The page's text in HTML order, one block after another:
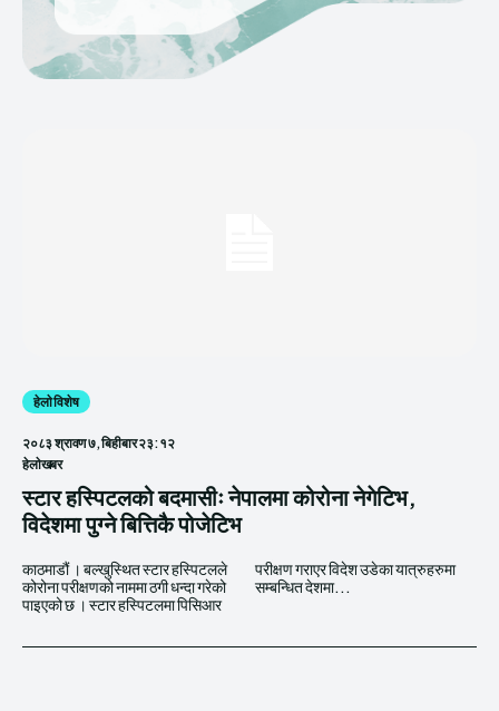
हेलाे विशेष
२०८३ श्रावण ७, बिहीबार २३:१२
हेलाेखबर
स्टार हस्पिटलको बदमासीः नेपालमा कोरोना नेगेटिभ,
विदेशमा पुग्ने बित्तिकै पोजेटिभ
काठमाडौं । बल्खुस्थित स्टार हस्पिटलले
कोरोना परीक्षणको नाममा ठगी धन्दा गरेको
पाइएको छ । स्टार हस्पिटलमा पिसिआर
परीक्षण गराएर विदेश उडेका यात्रुहरुमा
सम्बन्धित देशमा...